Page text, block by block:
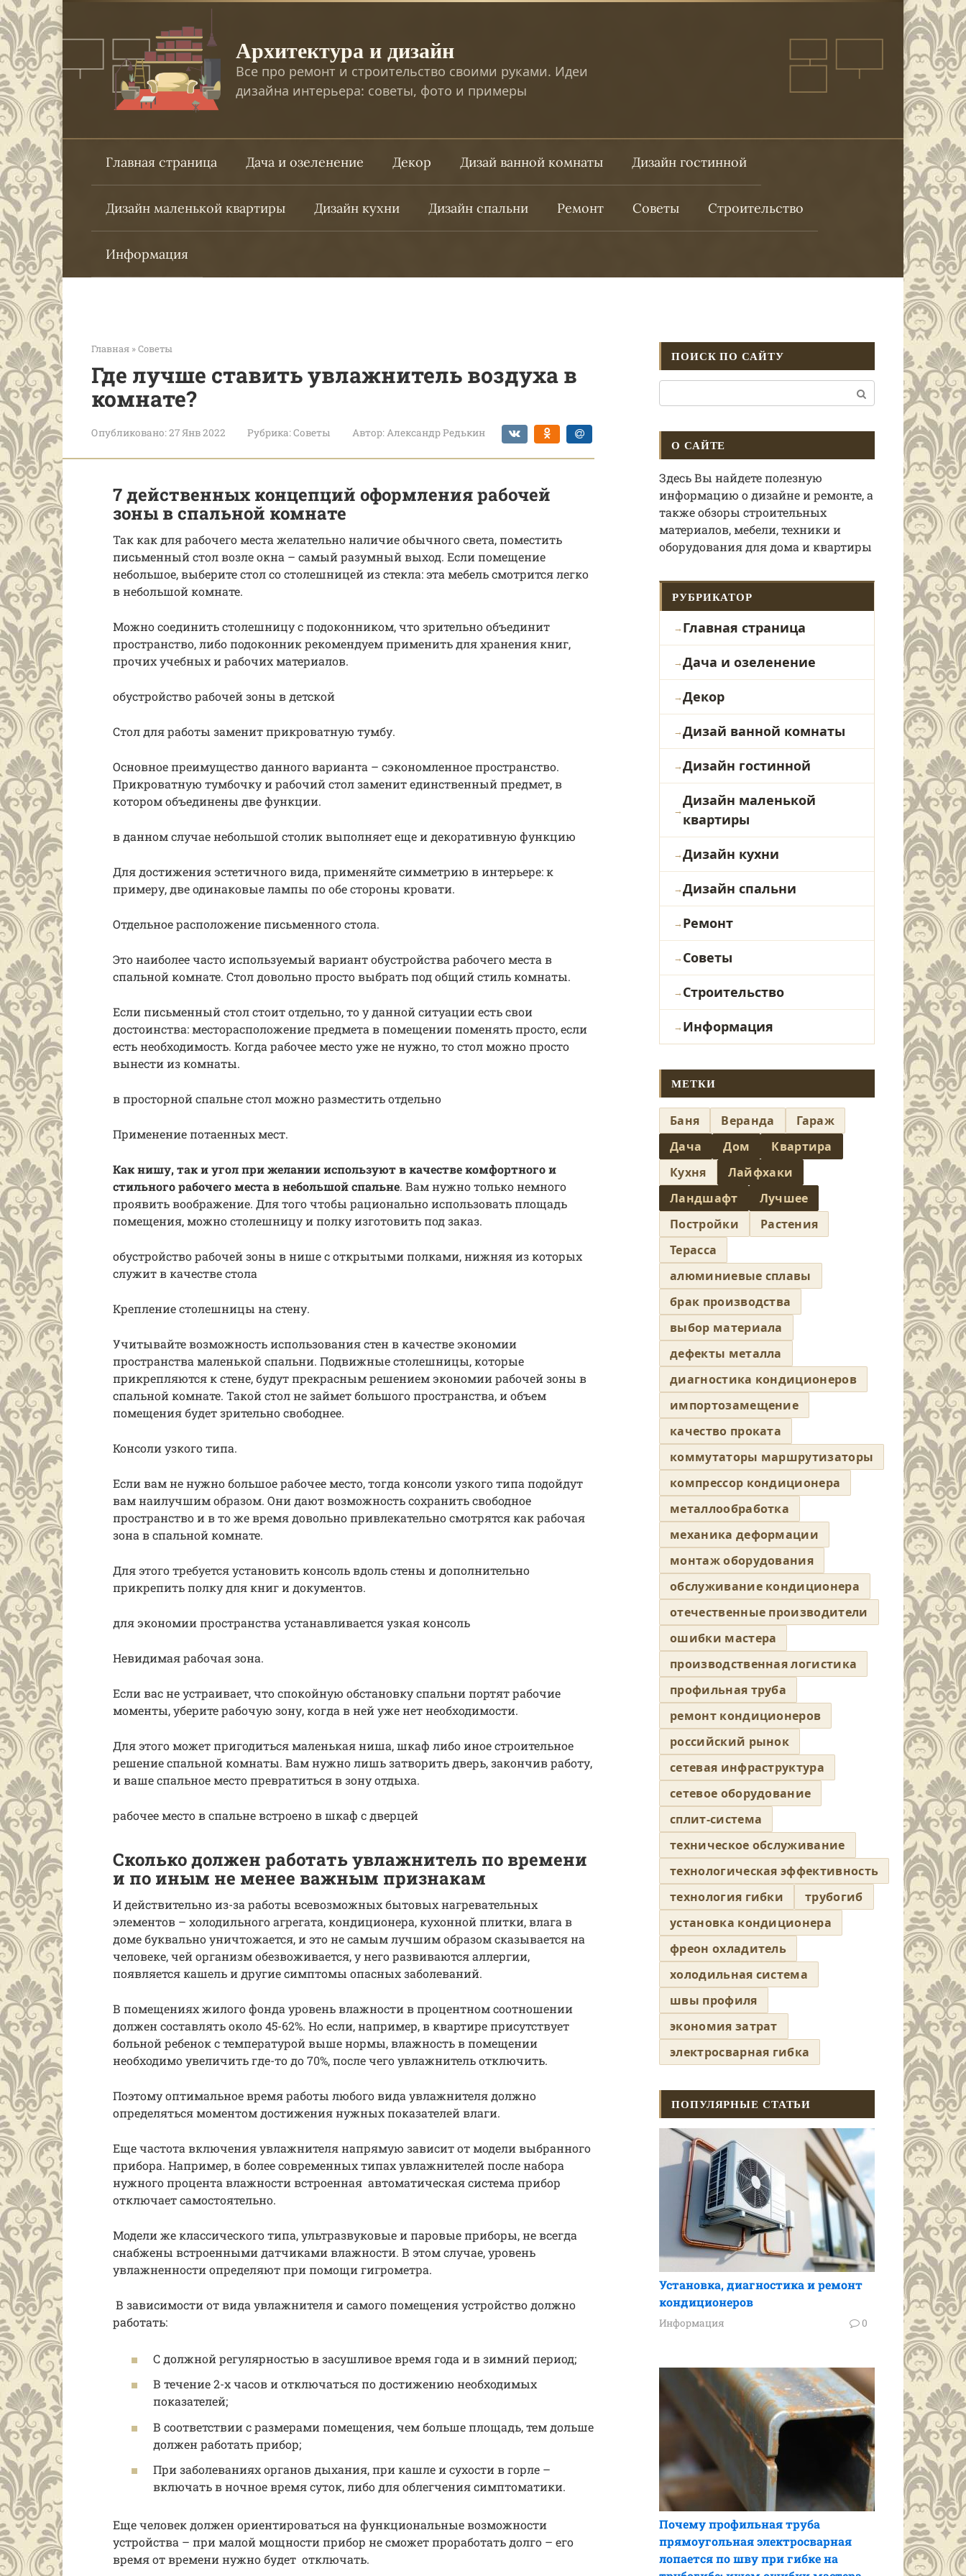
Перейти
к
контенту
Архитектура и дизайн
Все про ремонт и строительство своими руками. Идеи
дизайна интерьера: советы, фото и примеры
Главная страница Дача и озеленение Декор Дизай ванной комнаты Дизайн гостинной
Дизайн маленькой квартиры Дизайн кухни Дизайн спальни Ремонт Советы Строительство
Информация
Главная »Советы
Где лучше ставить увлажнитель воздуха в
комнате?
Опубликовано:27 Янв 2022 Рубрика:Советы Автор:Александр Редькин
7 действенных концепций оформления рабочей
зоны в спальной комнате
Так как для рабочего места желательно наличие обычного света, поместить
письменный стол возле окна – самый разумный выход. Если помещение
небольшое, выберите стол со столешницей из стекла: эта мебель смотрится легко
в небольшой комнате.
Можно соединить столешницу с подоконником, что зрительно объединит
пространство, либо подоконник рекомендуем применить для хранения книг,
прочих учебных и рабочих материалов.
обустройство рабочей зоны в детской
Стол для работы заменит прикроватную тумбу.
Основное преимущество данного варианта – сэкономленное пространство.
Прикроватную тумбочку и рабочий стол заменит единственный предмет, в
котором объединены две функции.
в данном случае небольшой столик выполняет еще и декоративную функцию
Для достижения эстетичного вида, применяйте симметрию в интерьере: к
примеру, две одинаковые лампы по обе стороны кровати.
Отдельное расположение письменного стола.
Это наиболее часто используемый вариант обустройства рабочего места в
спальной комнате. Стол довольно просто выбрать под общий стиль комнаты.
Если письменный стол стоит отдельно, то у данной ситуации есть свои
достоинства: месторасположение предмета в помещении поменять просто, если
есть необходимость. Когда рабочее место уже не нужно, то стол можно просто
вынести из комнаты.
в просторной спальне стол можно разместить отдельно
Применение потаенных мест.
Как нишу, так и угол при желании используют в качестве комфортного и
стильногорабочего местав небольшой спальне. Вам нужно только немного
проявить воображение. Для того чтобы рационально использовать площадь
помещения, можно столешницу и полку изготовить под заказ.
обустройство рабочей зоны в нише с открытыми полками, нижняя из которых
служит в качестве стола
Крепление столешницы на стену.
Учитывайте возможность использования стен в качестве экономии
пространства маленькой спальни. Подвижные столешницы, которые
прикрепляются к стене, будут прекрасным решением экономии рабочей зоны в
спальной комнате. Такой стол не займет большого пространства, и объем
помещения будет зрительно свободнее.
Консоли узкого типа.
Если вам не нужно большое рабочее место, тогда консоли узкого типа подойдут
вам наилучшим образом. Они дают возможность сохранить свободное
пространство и в то же время довольно привлекательно смотрятся как рабочая
зона в спальной комнате.
Для этого требуется установить консоль вдоль стены и дополнительно
прикрепить полку для книг и документов.
для экономии пространства устанавливается узкая консоль
Невидимая рабочая зона.
Если вас не устраивает, что спокойную обстановку спальни портят рабочие
моменты, уберите рабочую зону, когда в ней уже нет необходимости.
Для этого может пригодиться маленькая ниша, шкаф либо иное строительное
решение спальной комнаты. Вам нужно лишь затворить дверь, закончив работу,
и ваше спальное место превратиться в зону отдыха.
рабочее место в спальне встроено в шкаф с дверцей
Сколько должен работать увлажнитель по времени
и по иным не менее важным признакам
И действительно из-за работы всевозможных бытовых нагревательных
элементов – холодильного агрегата, кондиционера, кухонной плитки, влага в
доме буквально уничтожается, и это не самым лучшим образом сказывается на
человеке, чей организм обезвоживается, у него развиваются аллергии,
появляется кашель и другие симптомы опасных заболеваний.
В помещениях жилого фонда уровень влажности в процентном соотношении
должен составлять около 45-62%. Но если, например, в квартире присутствует
больной ребенок с температурой выше нормы, влажность в помещении
необходимо увеличить где-то до 70%, после чего увлажнитель отключить.
Поэтому оптимальное время работы любого вида увлажнителя должно
определяться моментом достижения нужных показателей влаги.
Еще частота включения увлажнителя напрямую зависит от модели выбранного
прибора. Например, в более современных типах увлажнителей после набора
нужного процента влажности встроенная автоматическая система прибор
отключает самостоятельно.
Модели же классического типа, ультразвуковые и паровые приборы, не всегда
снабжены встроенными датчиками влажности. В этом случае, уровень
увлажненности определяют при помощи гигрометра.
В зависимости от вида увлажнителя и самого помещения устройство должно
работать:
С должной регулярностью в засушливое время года и в зимний период;
В течение 2-х часов и отключаться по достижению необходимых
показателей;
В соответствии с размерами помещения, чем больше площадь, тем дольше
должен работать прибор;
При заболеваниях органов дыхания, при кашле и сухости в горле –
включать в ночное время суток, либо для облегчения симптоматики.
Еще человек должен ориентироваться на функциональные возможности
устройства – при малой мощности прибор не сможет проработать долго – его
время от времени нужно будет отключать.
ПОИСК ПО САЙТУ
О САЙТЕ
Здесь Вы найдете полезную
информацию о дизайне и ремонте, а
также обзоры строительных
материалов, мебели, техники и
оборудования для дома и квартиры
РУБРИКАТОР
Главная страница
Дача и озеленение
Декор
Дизай ванной комнаты
Дизайн гостинной
Дизайн маленькой
квартиры
Дизайн кухни
Дизайн спальни
Ремонт
Советы
Строительство
Информация
МЕТКИ
Баня Веранда
Гараж
Дача
Дом
Квартира
Кухня
Лайфхаки
Ландшафт
Лучшее
Постройки
Растения
Терасса
алюминиевые сплавы
брак производства
выбор материала
дефекты металла
диагностика кондиционеров
импортозамещение
качество проката
коммутаторы маршрутизаторы
компрессор кондиционера
металлообработка
механика деформации
монтаж оборудования
обслуживание кондиционера
отечественные производители
ошибки мастера
производственная логистика
профильная труба
ремонт кондиционеров
российский рынок
сетевая инфраструктура
сетевое оборудование
сплит-система
техническое обслуживание
технологическая эффективность
технология гибки
трубогиб
установка кондиционера
фреон охладитель
холодильная система
швы профиля
экономия затрат
электросварная гибка
ПОПУЛЯРНЫЕ СТАТЬИ
Установка, диагностика и ремонт
кондиционеров
Информация 0
Почему профильная труба
прямоугольная электросварная
лопается по шву при гибке на